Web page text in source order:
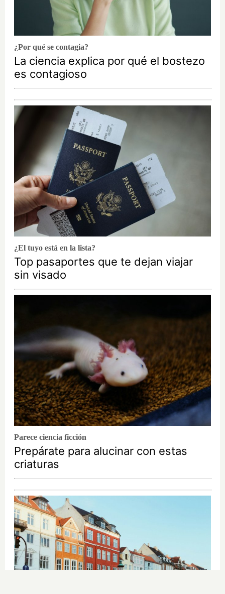
¿Por qué se contagia?
La ciencia explica por qué el bostezo
es contagioso
¿El tuyo está en la lista?
Top pasaportes que te dejan viajar
sin visado
Parece ciencia ficción
Prepárate para alucinar con estas
criaturas